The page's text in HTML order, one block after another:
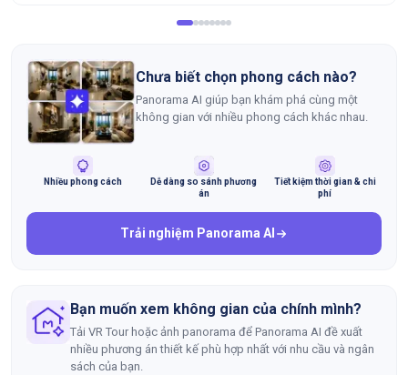
Chưa biết chọn phong cách nào?
Panorama AI giúp bạn khám phá cùng một
không gian với nhiều phong cách khác nhau.
Nhiều phong cách
Dễ dàng so sánh phương
án
Tiết kiệm thời gian & chi
phí
Trải nghiệm Panorama AI
Bạn muốn xem không gian của chính mình?
Tải VR Tour hoặc ảnh panorama để Panorama AI đề xuất
nhiều phương án thiết kế phù hợp nhất với nhu cầu và ngân
sách của bạn.